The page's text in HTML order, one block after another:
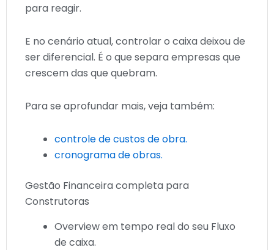
para reagir.
E no cenário atual, controlar o caixa deixou de
ser diferencial. É o que separa empresas que
crescem das que quebram.
Para se aprofundar mais, veja também:
controle de custos de obra.
cronograma de obras.
Gestão Financeira completa para
Construtoras
Overview em tempo real do seu Fluxo
de caixa.